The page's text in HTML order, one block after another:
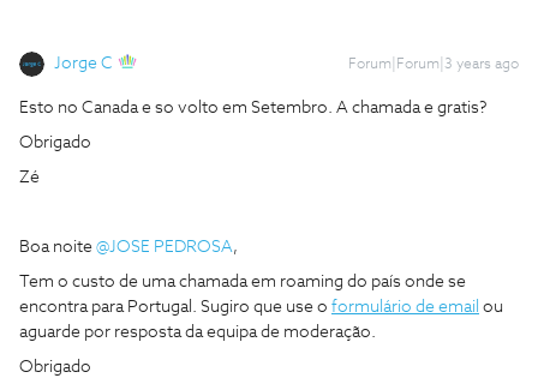
Jorge C Forum|Forum|3 years ago
Esto no Canada e so volto em Setembro. A chamada e gratis?
Obrigado
Zé
Boa noite @JOSE PEDROSA,
Tem o custo de uma chamada em roaming do país onde se
encontra para Portugal. Sugiro que use o formulário de email ou
aguarde por resposta da equipa de moderação.
Obrigado